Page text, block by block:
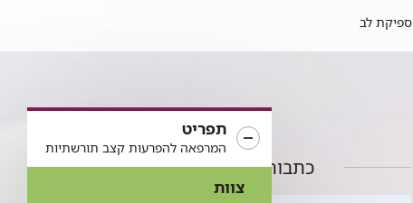
לאתר
תפריט
המרפאה להפרעות קצב תורשתיות
צוות
כתבות בתחום